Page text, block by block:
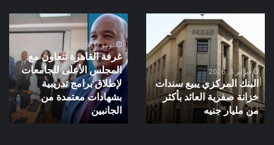
المركزي
يبيع
سندات
خزانة
صفرية
العائد
بأكثر
من
فبراير 4, 2026
البنك المركزي يبيع سندات
خزانة صفرية العائد بأكثر
من مليار جنيه
غرفة
القاهرة
تتعاون
مع
المجلس
الأعلى
للجامعات
لإطلاق
برامج
يونيو 17, 2026
غرفة القاهرة تتعاون مع
المجلس الأعلى للجامعات
لإطلاق برامج تدريبية
بشهادات معتمدة من
الجانبين